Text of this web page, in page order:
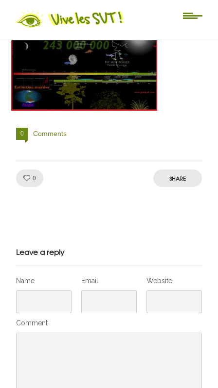
évolution
0 Comments
0 SHARE
Leave a reply
Name Email Website
Comment